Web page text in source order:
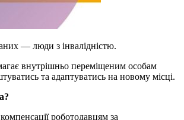
— люди з інвалідністю.
внутрішньо переміщеним особам
та адаптуватись на новому місці.
роботодавцям за